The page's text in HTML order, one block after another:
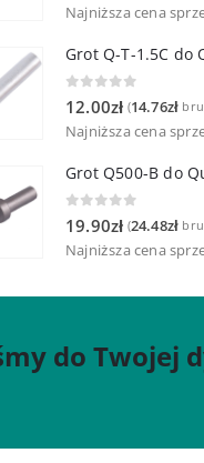
Najniższa cena
12.00zł (14.76zł
Najniższa cena
Grot Q500-B do
0 out of 5
19.90zł (24.48zł
Najniższa cena
do Twojej